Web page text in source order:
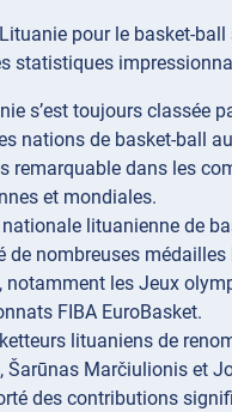
Lituanie pour le basket-
statistiques
s’est toujours classée
nations de basket-ball
remarquable dans les
et mondiales.
nationale lituanienne de
de nombreuses
notamment les Jeux
FIBA EuroBasket.
lituaniens de
Šarūnas Marčiulionis et
des contributions